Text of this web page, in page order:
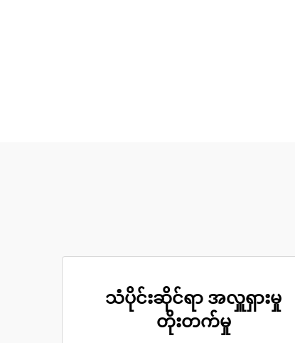
သံပိုင်းဆိုင်ရာ အလှူရှားမှု
တိုးတက်မှု